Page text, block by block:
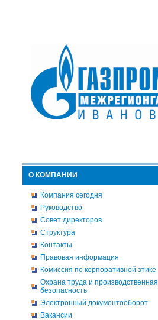
О КОМПАНИИ
Компания сегодня
Руководство
Совет директоров
Структура
Контакты
Правовая информация
Комиссия по корпоративной этике
Охрана труда и производственная
безопасность
Электронный документооборот
Вакансии